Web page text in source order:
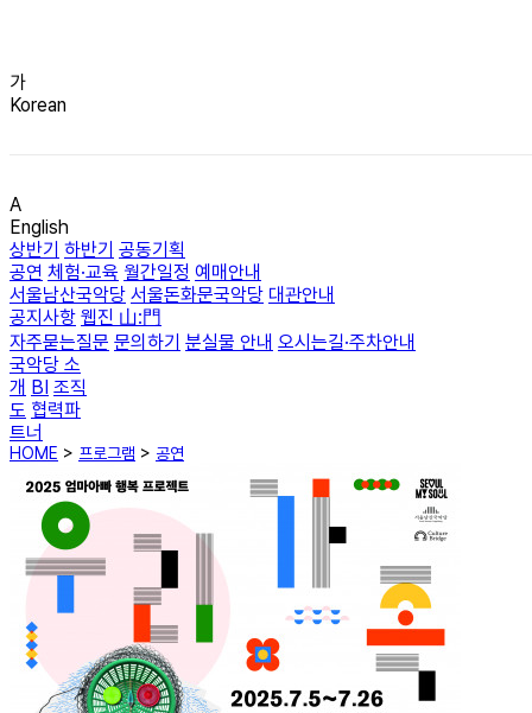
가
Korean
A
English
상반기 하반기 공동기획
공연 체험·교육 월간일정 예매안내
서울남산국악당 서울돈화문국악당 대관안내
공지사항 웹진 山:門
자주묻는질문 문의하기 분실물 안내 오시는길·주차안내
국악당 소
개 BI 조직
도 협력파
트너
HOME > 프로그램 > 공연